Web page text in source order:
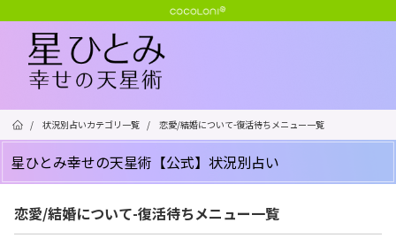
/ 状況別占いカテゴリ一覧 / 恋愛/結婚について-復活待ちメニュー一覧
星ひとみ幸せの天星術【公式】状況別占い
恋愛/結婚について-復活待ちメニュー一覧